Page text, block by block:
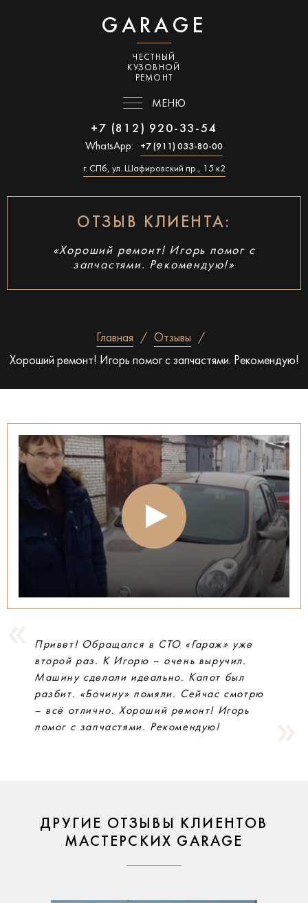
GARAGE
ЧЕСТНЫЙ
КУЗОВНОЙ
РЕМОНТ
МЕНЮ
+7 (812) 920-33-54
WhatsApp: +7 (911) 033-80-00
г. СПб, ул. Шафировский пр., 15 к2
ОТЗЫВ КЛИЕНТА:
«Хороший ремонт! Игорь помог с
запчастями. Рекомендую!»
Главная
Отзывы
Хороший ремонт! Игорь помог с запчастями. Рекомендую!
Привет! Обращался в СТО «Гараж» уже
второй раз. К Игорю – очень выручил.
Машину сделали идеально. Капот был
разбит. «Бочину» помяли. Сейчас смотрю
– всё отлично. Хороший ремонт! Игорь
помог с запчастями. Рекомендую!
ДРУГИЕ ОТЗЫВЫ КЛИЕНТОВ
МАСТЕРСКИХ GARAGE